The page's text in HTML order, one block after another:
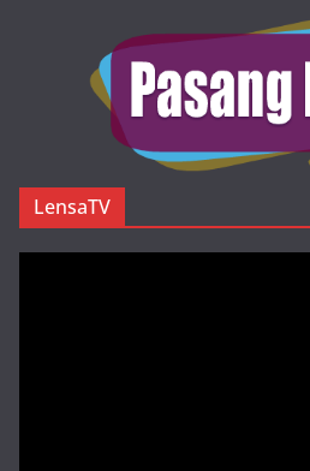
LensaTV